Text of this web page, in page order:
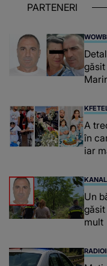
PARTENERI
A
în
iar
Un
găsit
mult